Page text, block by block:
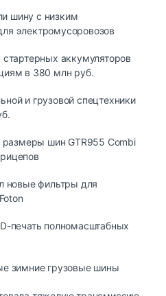
шину с низким
электромусоровозов
аккумуляторов
в 380 млн руб.
и грузовой спецтехники
размеры шин GTR955 Combi
новые фильтры для
печать полномасштабных
зимние грузовые шины